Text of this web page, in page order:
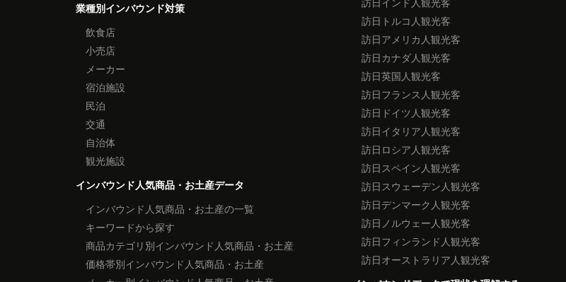
業種別インバウンド対策
飲食店
小売店
メーカー
宿泊施設
民泊
交通
自治体
観光施設
インバウンド人気商品・お土産データ
インバウンド人気商品・お土産の一覧
キーワードから探す
商品カテゴリ別インバウンド人気商品・お土産
価格帯別インバウンド人気商品・お土産
訪日トルコ人観光客
訪日アメリカ人観光客
訪日カナダ人観光客
訪日英国人観光客
訪日フランス人観光客
訪日ドイツ人観光客
訪日イタリア人観光客
訪日ロシア人観光客
訪日スペイン人観光客
訪日スウェーデン人観光客
訪日デンマーク人観光客
訪日ノルウェー人観光客
訪日フィンランド人観光客
訪日オーストラリア人観光客